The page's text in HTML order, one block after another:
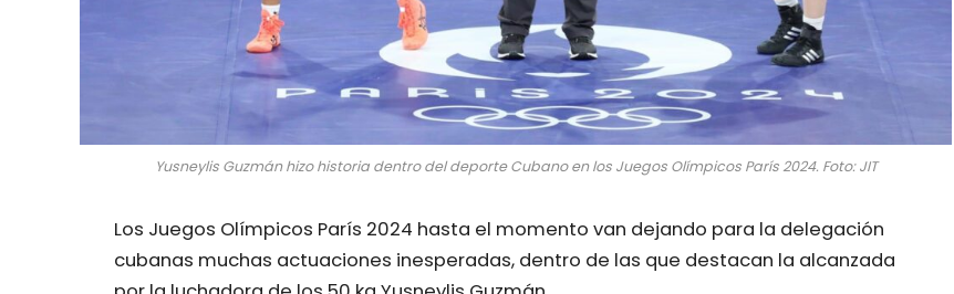
Yusneylis Guzmán hizo historia dentro del deporte Cubano en los Juegos Olímpicos París 2024. Foto: JIT
Los Juegos Olímpicos París 2024 hasta el momento van dejando para la delegación
cubanas muchas actuaciones inesperadas, dentro de las que destacan la alcanzada